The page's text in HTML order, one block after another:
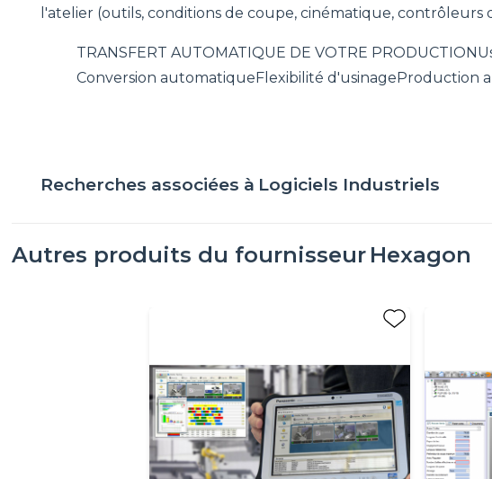
l'atelier (outils, conditions de coupe, cinématique, contrôleurs
TRANSFERT AUTOMATIQUE DE VOTRE PRODUCTION
Conversion automatiqueFlexibilité d'usinageProduction
Recherches associées à Logiciels Industriels
Autres produits du fournisseur Hexagon